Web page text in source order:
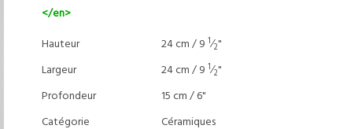
</en>
Hauteur
24 cm / 9 1⁄2"
Largeur
24 cm / 9 1⁄2"
Profondeur
15 cm / 6"
Catégorie
Céramiques